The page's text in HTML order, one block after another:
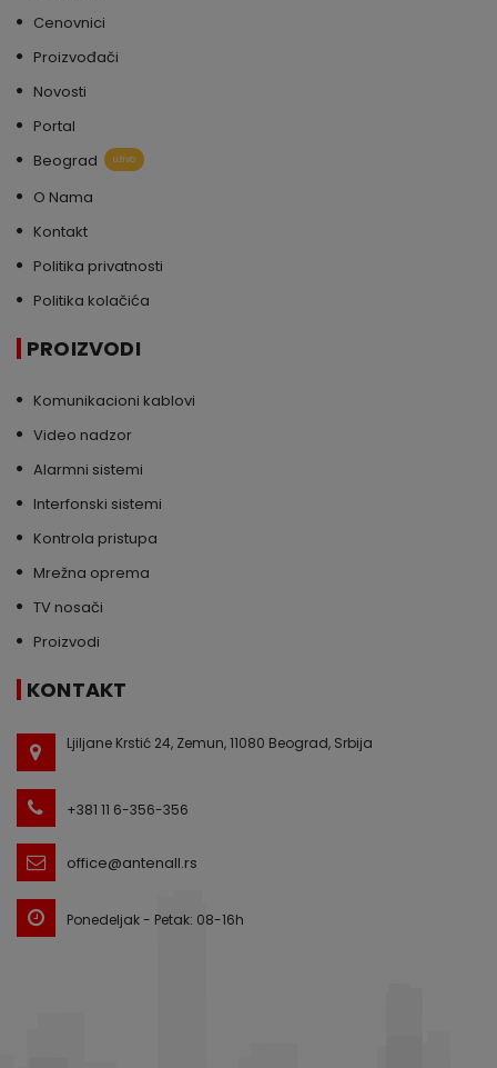
Cenovnici
Proizvođači
Novosti
Portal
Beograd
uživo
O Nama
Kontakt
Politika privatnosti
Politika kolačića
PROIZVODI
Komunikacioni kablovi
Video nadzor
Alarmni sistemi
Interfonski sistemi
Kontrola pristupa
Mrežna oprema
TV nosači
Proizvodi
KONTAKT
Ljiljane Krstić 24, Zemun, 11080 Beograd, Srbija
+381 11 6-356-356
office@antenall.rs
Ponedeljak - Petak: 08-16h